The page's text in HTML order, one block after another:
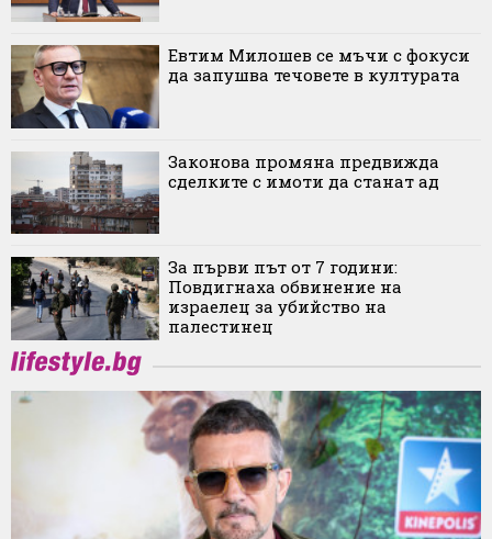
Евтим Милошев се мъчи с фокуси
да запушва течовете в културата
Законова промяна предвижда
сделките с имоти да станат ад
За първи път от 7 години:
Повдигнаха обвинение на
израелец за убийство на
палестинец